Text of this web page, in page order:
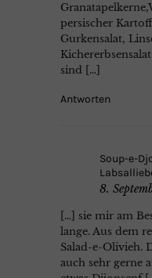
persischer
Gurkensalat,
sind […]
Antworten
Soup-e-
8.
[…] sie mir am
lange. Aus dem
Salad-e-Olivieh.
auch sehr gerne